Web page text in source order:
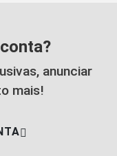
anunciar
mais!